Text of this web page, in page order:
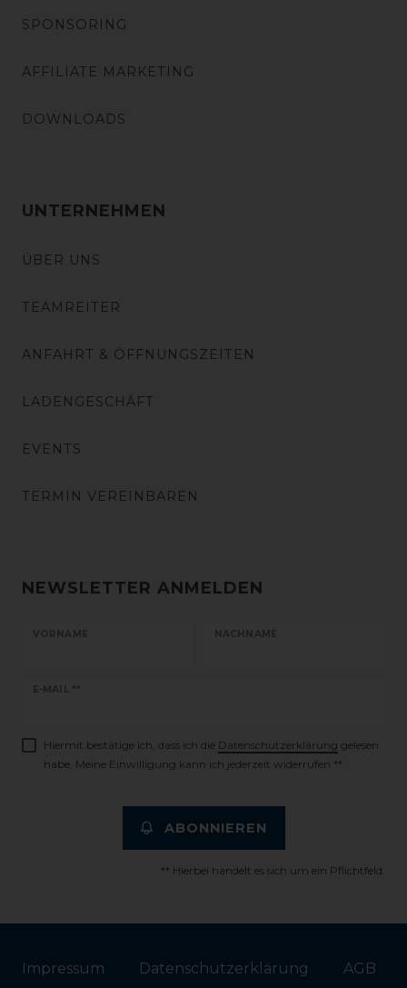
SPONSORING
AFFILIATE MARKETING
DOWNLOADS
UNTERNEHMEN
ÜBER UNS
TEAMREITER
ANFAHRT & ÖFFNUNGSZEITEN
LADENGESCHÄFT
EVENTS
TERMIN VEREINBAREN
NEWSLETTER ANMELDEN
VORNAME NACHNAME
E-MAIL **
Newsletter
Hiermit bestätige ich, dass ich die Daten­schutz­erklärung gelesen
habe. Meine Einwilligung kann ich jederzeit widerrufen.**
ABONNIEREN
** Hierbei handelt es sich um ein Pflichtfeld.
Impressum Daten­schutz­erklärung AGB